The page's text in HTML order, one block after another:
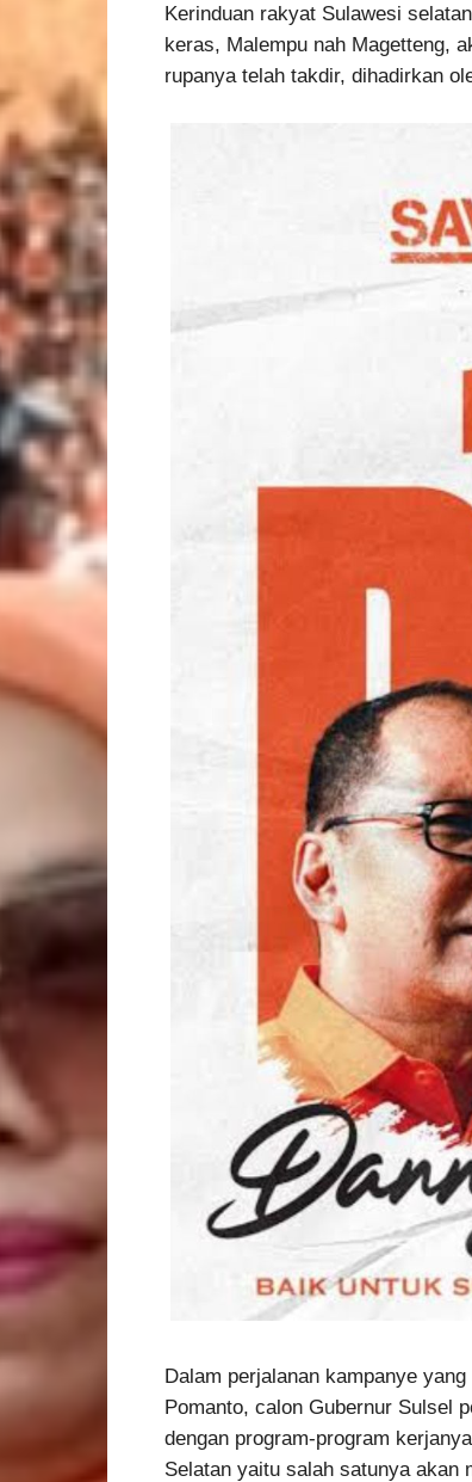
Kerinduan rakyat Sulawesi
keras, Malempu nah Magetteng,
rupanya telah takdir, dihadirkan
Dalam perjalanan kampanye
Pomanto, calon Gubernur Sulsel
dengan program-program
Selatan yaitu salah satunya akan